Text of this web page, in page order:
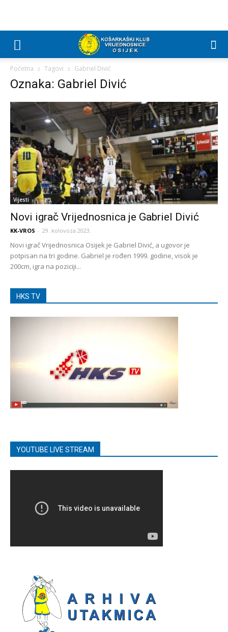
Početna Tagovi Gabriel Divić
Oznaka: Gabriel Divić
Vijesti
Novi igrač Vrijednosnica je Gabriel Divić
KK-VROS - 29. kolovoza 2023.
Novi igrač Vrijednosnica Osijek je Gabriel Divić, a ugovor je
potpisan na tri godine. Gabriel je rođen 1999. godine, visok je
200cm, igra na poziciji...
HKS TV
YOUTUBE LIVE STREAM